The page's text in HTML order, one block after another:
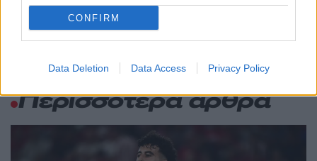
CONFIRM
Data Deletion Data Access Privacy Policy
Αθλητικά:
Περισσότερα άρθρα